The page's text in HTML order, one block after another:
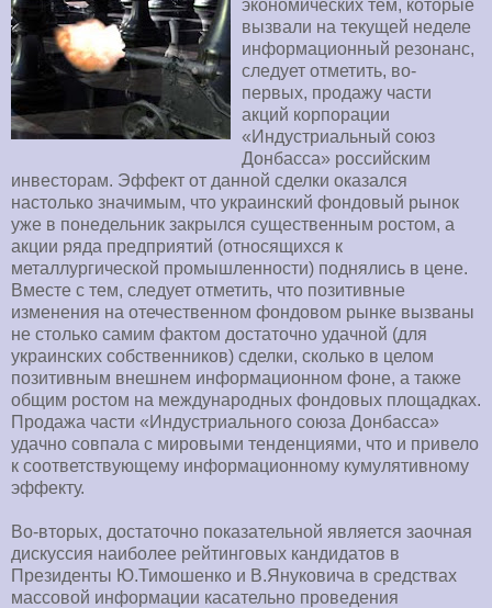
экономических тем, которые
вызвали на текущей неделе
информационный резонанс,
следует отметить, во-
первых, продажу части
акций корпорации
«Индустриальный союз
Донбасса» российским
инвесторам. Эффект от данной сделки оказался
настолько значимым, что украинский фондовый рынок
уже в понедельник закрылся существенным ростом, а
акции ряда предприятий (относящихся к
металлургической промышленности) поднялись в цене.
Вместе с тем, следует отметить, что позитивные
изменения на отечественном фондовом рынке вызваны
не столько самим фактом достаточно удачной (для
украинских собственников) сделки, сколько в целом
позитивным внешнем информационном фоне, а также
общим ростом на международных фондовых площадках.
Продажа части «Индустриального союза Донбасса»
удачно совпала с мировыми тенденциями, что и привело
к соответствующему информационному кумулятивному
эффекту.
Во-вторых, достаточно показательной является заочная
дискуссия наиболее рейтинговых кандидатов в
Президенты Ю.Тимошенко и В.Януковича в средствах
массовой информации касательно проведения